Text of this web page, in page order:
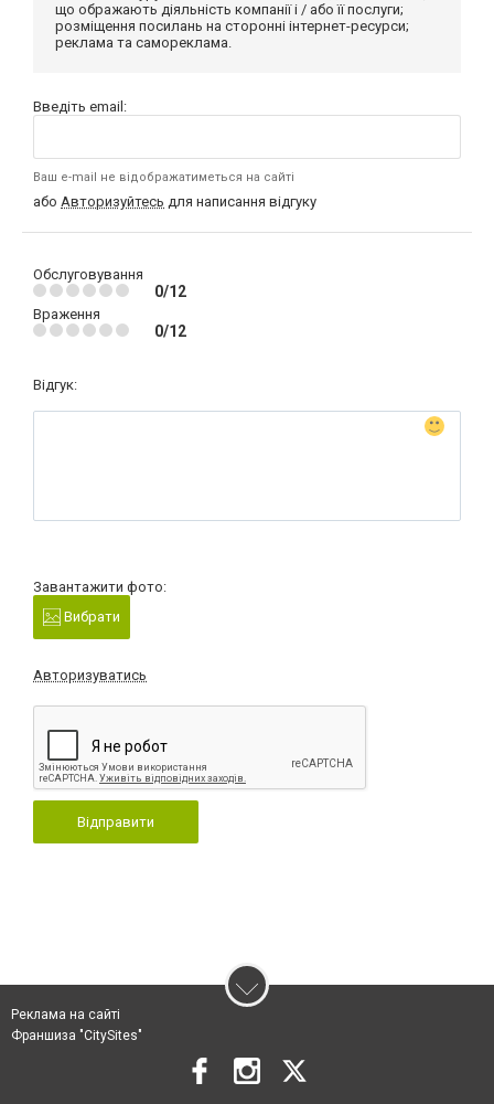
що ображають діяльність компанії і / або її послуги;
розміщення посилань на сторонні інтернет-ресурси;
реклама та самореклама.
Введіть email:
Ваш e-mail не відображатиметься на сайті
або Авторизуйтесь для написання відгуку
Обслуговування
0/12
Враження
0/12
Відгук:
Завантажити фото:
Вибрати
Авторизуватись
Відправити
Реклама на сайті
Франшиза "CitySites"